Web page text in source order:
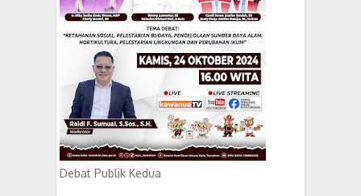
Debat Publik Kedua